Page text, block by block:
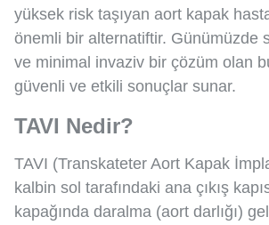
yüksek risk taşıyan aort kapak
önemli bir alternatiftir. Günümüzde
ve minimal invaziv bir çözüm olan
güvenli ve etkili sonuçlar sunar.
TAVI Nedir?
TAVI (Transkateter Aort Kapak
kalbin sol tarafındaki ana çıkış
kapağında daralma (aort darlığı)